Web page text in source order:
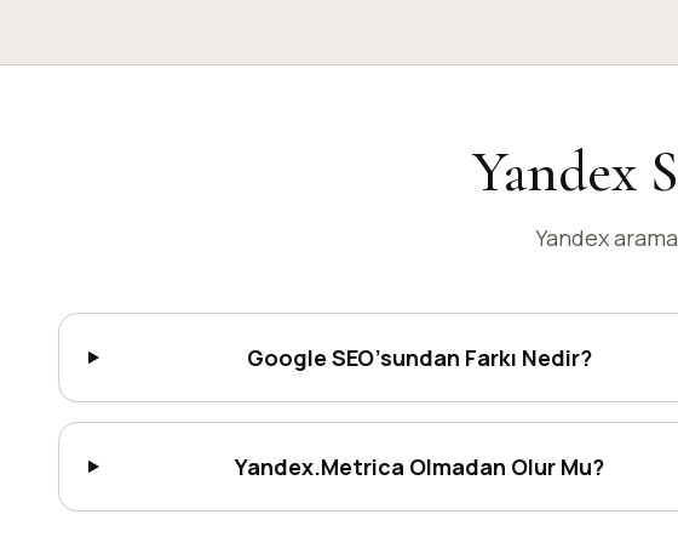
Yandex
Yandex
Google SEO’sundan Farkı Nedir?
Yandex.Metrica Olmadan Olur Mu?